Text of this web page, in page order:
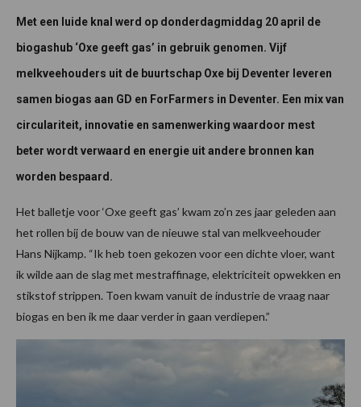
Met een luide knal werd op donderdagmiddag 20 april de
biogashub ‘Oxe geeft gas’ in gebruik genomen. Vijf
melkveehouders uit de buurtschap Oxe bij Deventer leveren
samen biogas aan GD en ForFarmers in Deventer. Een mix van
circulariteit, innovatie en samenwerking waardoor mest
beter wordt verwaard en energie uit andere bronnen kan
worden bespaard.
Het balletje voor ‘Oxe geeft gas’ kwam zo’n zes jaar geleden aan
het rollen bij de bouw van de nieuwe stal van melkveehouder
Hans Nijkamp. “Ik heb toen gekozen voor een dichte vloer, want
ik wilde aan de slag met mestraffinage, elektriciteit opwekken en
stikstof strippen. Toen kwam vanuit de industrie de vraag naar
biogas en ben ik me daar verder in gaan verdiepen.”